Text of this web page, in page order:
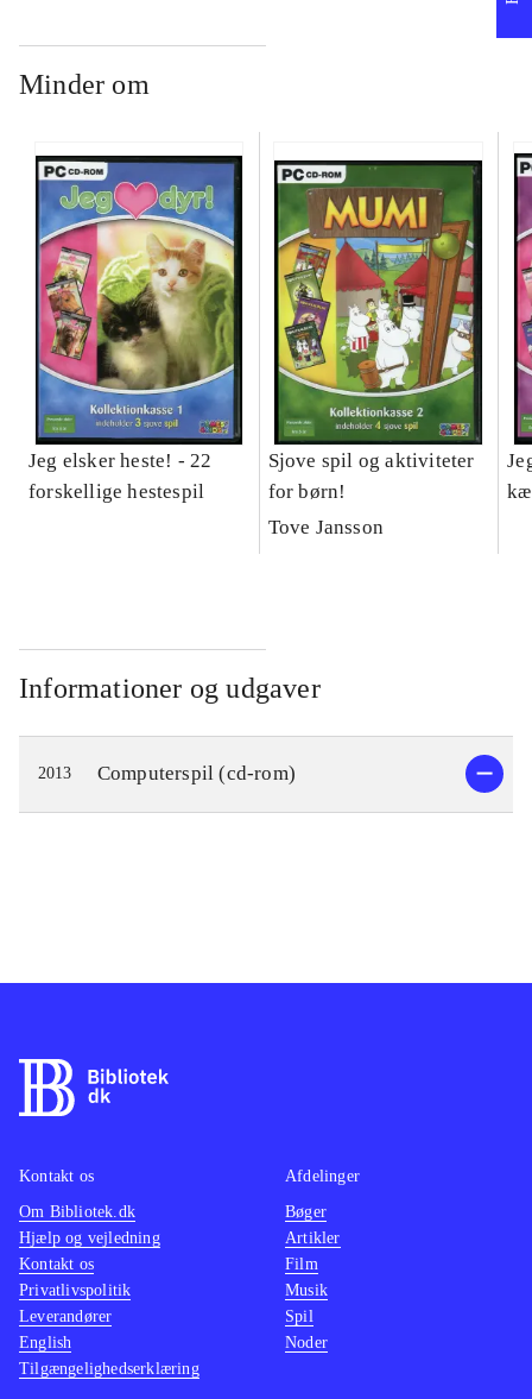
Minder om
Jeg elsker heste! - 22
forskellige hestespil
Sjove spil og aktiviteter
for børn!
Tove Jansson
Informationer og udgaver
2013 Computerspil (cd-rom)
Kontakt os
Om Bibliotek.dk
Hjælp og vejledning
Kontakt os
Privatlivspolitik
Leverandører
English
Tilgængelighedserklæring
Afdelinger
Bøger
Artikler
Film
Musik
Spil
Noder